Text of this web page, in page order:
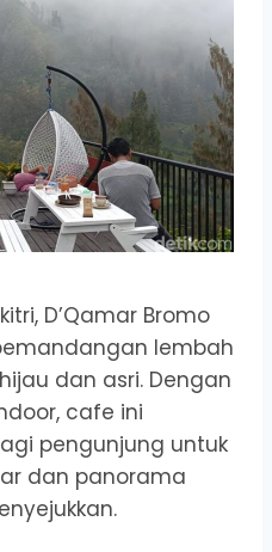
D’Qamar Bromo
lembah
dan asri. Dengan
cafe ini
pengunjung untuk
dan panorama